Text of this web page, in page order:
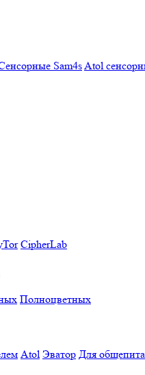
Sam4sAtol
CipherLab
Полноцветных
Atol Эватор Для общепита